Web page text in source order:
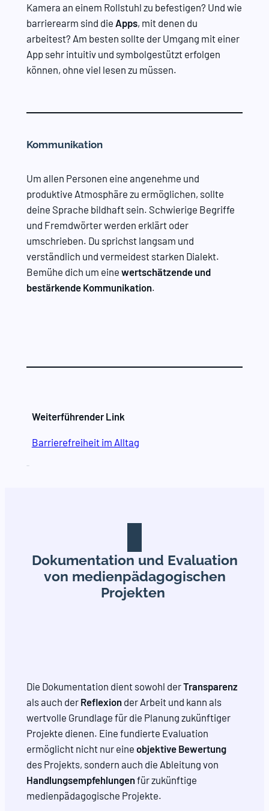
Kamera an einem Rollstuhl zu befestigen? Und wie
barrierearm sind die Apps, mit denen du
arbeitest? Am besten sollte der Umgang mit einer
App sehr intuitiv und symbolgestützt erfolgen
können, ohne viel lesen zu müssen.
Kommunikation
Um allen Personen eine angenehme und
produktive Atmosphäre zu ermöglichen, sollte
deine Sprache bildhaft sein. Schwierige Begriffe
und Fremdwörter werden erklärt oder
umschrieben. Du sprichst langsam und
verständlich und vermeidest starken Dialekt.
Bemühe dich um eine wertschätzende und
bestärkende Kommunikation.
Weiterführender Link
Barrierefreiheit im Alltag
Dokumentation und Evaluation
von medienpädagogischen
Projekten
Die Dokumentation dient sowohl derTransparenz
als auch der Reflexionder Arbeit und kann als
wertvolle Grundlage für die Planung zukünftiger
Projekte dienen. Eine fundierte Evaluation
ermöglicht nicht nur eine objektive Bewertung
des Projekts, sondern auch die Ableitung von
Handlungsempfehlungenfür zukünftige
medienpädagogische Projekte.